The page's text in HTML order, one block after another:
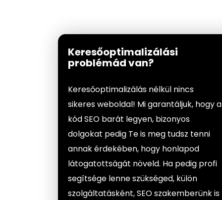
Keresőoptimalizálási
problémád van?
Keresőoptimalizálás nélkül nincs
sikeres weboldal! Mi garantáljuk, hogy a
kód SEO barát legyen, bizonyos
dolgokat pedig Te is meg tudsz tenni
annak érdekében, hogy honlapod
látogatottságát növeld. Ha pedig profi
segítsége lenne szükséged, külön
szolgáltatásként, SEO szakemberünk is